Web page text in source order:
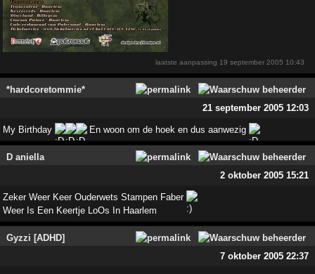
laatste aanpassing 19 september 2005 10:43
*hardcoretommie*
21 september 2005 12:03
My Birthday En woon om de hoek en dus aanwezig
D aniella
2 oktober 2005 15:21
Zeker Weer Keer Ouderwets Stampen Faber
Weer Is Een Keertje LoOs In Haarlem
Gyzzi [ADHD]
7 oktober 2005 22:37